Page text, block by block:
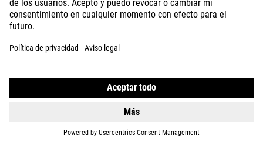
STECKSCHUTZBLECH VANE VORNE 27,5"